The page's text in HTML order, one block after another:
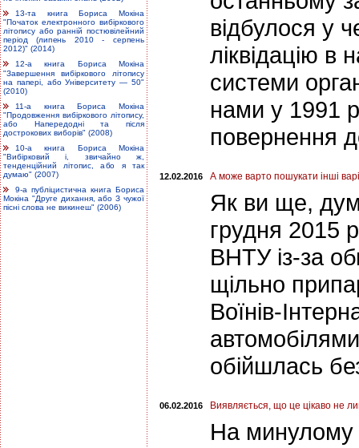
13-та книга Бориса Мокіна
"Початок електронного вибіркового
літопису або ранній постювілейний
період (липень 2010 - серпень
2012)" (2014)
12-а книга Бориса Мокіна
"Завершення вибіркового літопису
на папері, або Університету — 50"
(2010)
11-а книга Бориса Мокіна
"Продовження вибіркового літопису,
або Напередодні та після
дострокових виборів" (2008)
10-а книга Бориса Мокіна
"Вибірковий і, звичайно ж,
тенденційний літопис, або я так
думаю" (2007)
9-а публіцистична книга Бориса
Мокіна "Друге дихання, або З чужої
пісні слова не викинеш" (2006)
відбулося у
ліквідацію в
системи
нами у 1991
повернення
12.02.2016 А може варто пошукати інші
Як ви ще,
грудня 2015
ВНТУ із-за
щільно
Воїнів-
обійшлась
06.02.2016 Виявляється, що це цікаво не
На минулому